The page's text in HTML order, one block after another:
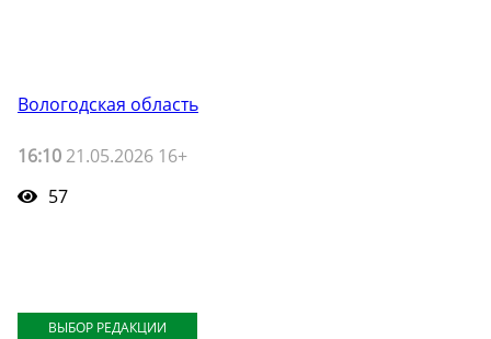
Вологодская область
16:10 21.05.2026 16+
57
ВЫБОР РЕДАКЦИИ